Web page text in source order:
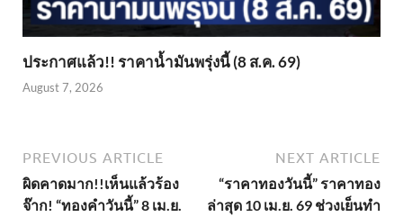
ประกาศแล้ว!! ราคาน้ำมันพรุ่งนี้ (8 ส.ค. 69)
August 7, 2026
PREVIOUS ARTICLE
ผิดคาดมาก!!เห็นแล้วร้อง
จ๊าก! “ทองคำวันนี้” 8 เม.ย.
NEXT ARTICLE
“ราคาทองวันนี้” ราคาทอง
ล่าสุด 10 เม.ย. 69 ช่วงเย็นทำ